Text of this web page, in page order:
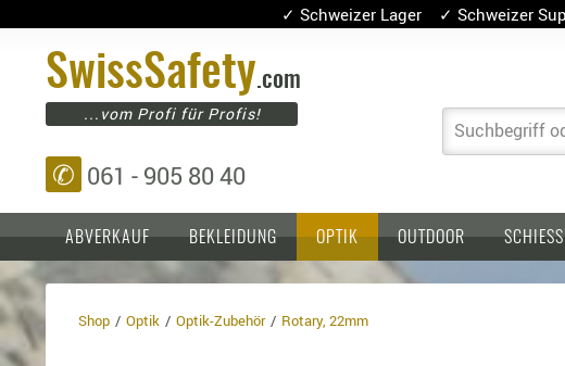
✓ Schweizer Lager ✓ Schweizer
SwissSafety.com
...vom Profi für Profis!
✆ 061 - 905 80 40
Suchbegriff
ABVERKAUF BEKLEIDUNG OPTIK OUTDOOR
Einlagen,
Holster
Shop Optik Optik-Zubehör Rotary, 22mm